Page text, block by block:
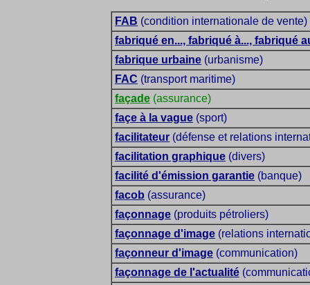
FAB (condition internationale de vente)
fabriqué en..., fabriqué à..., fabriqué
fabrique urbaine (urbanisme)
FAC (transport maritime)
façade (assurance)
façe à la vague (sport)
facilitateur (défense et relations
facilitation graphique (divers)
facilité d'émission garantie (banque)
facob (assurance)
façonnage (produits pétroliers)
façonnage d'image (relations
façonneur d'image (communication)
façonnage de l'actualité